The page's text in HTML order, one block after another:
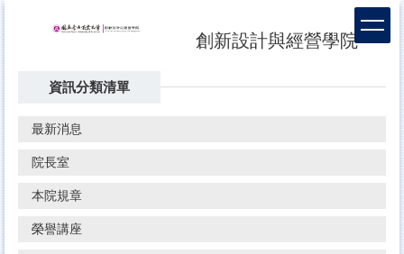
創新設計與經營學院
資訊分類清單
最新消息
院長室
本院規章
榮譽講座